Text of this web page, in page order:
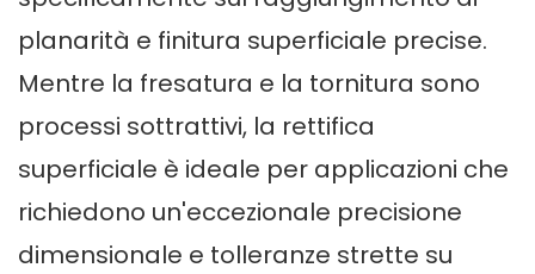
planarità e finitura superficiale precise.
Mentre la fresatura e la tornitura sono
processi sottrattivi, la rettifica
superficiale è ideale per applicazioni che
richiedono un'eccezionale precisione
dimensionale e tolleranze strette su